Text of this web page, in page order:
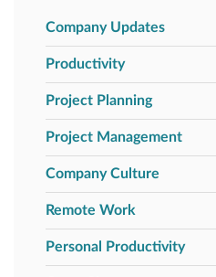
Company Updates
Productivity
Project Planning
Project Management
Company Culture
Remote Work
Personal Productivity